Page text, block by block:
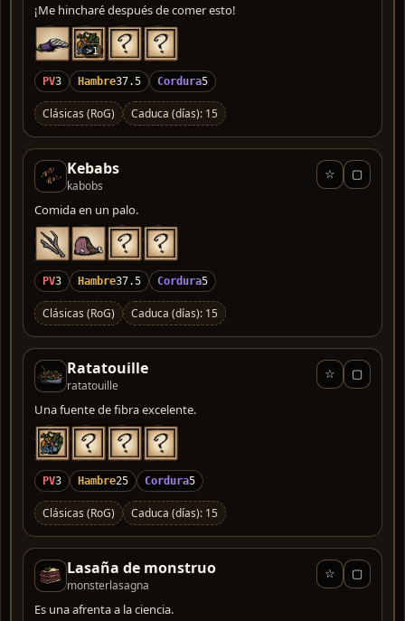
¡Me hincharé después de comer esto!
>1
PV3 Hambre37.5 Cordura5
Clásicas (RoG) Caduca (días): 15
Kebabs
kabobs
☆ ▢
Comida en un palo.
PV3 Hambre37.5 Cordura5
Clásicas (RoG) Caduca (días): 15
Ratatouille
ratatouille
☆ ▢
Una fuente de fibra excelente.
PV3 Hambre25 Cordura5
Clásicas (RoG) Caduca (días): 15
Lasaña de monstruo
monsterlasagna
☆ ▢
Es una afrenta a la ciencia.